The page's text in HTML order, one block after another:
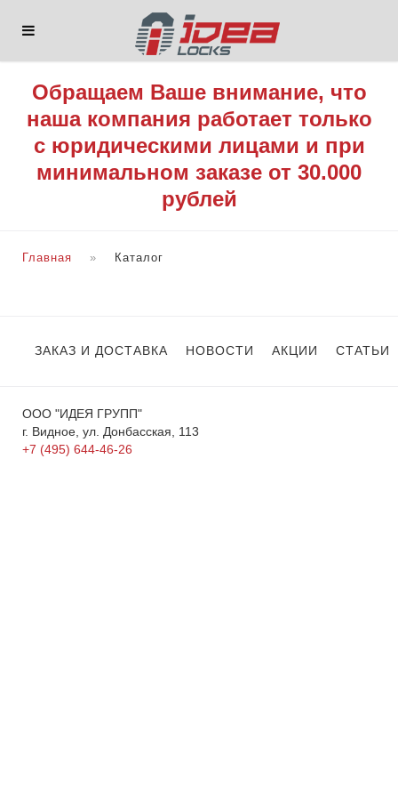
Обращаем Ваше внимание, что
наша компания работает только
с юридическими лицами и при
минимальном заказе от 30.000
рублей
Главная Каталог
ЗАКАЗ И ДОСТАВКА НОВОСТИ АКЦИИ СТАТЬИ
ООО "ИДЕЯ ГРУПП"
г. Видное, ул. Донбасская, 113
+7 (495) 644-46-26